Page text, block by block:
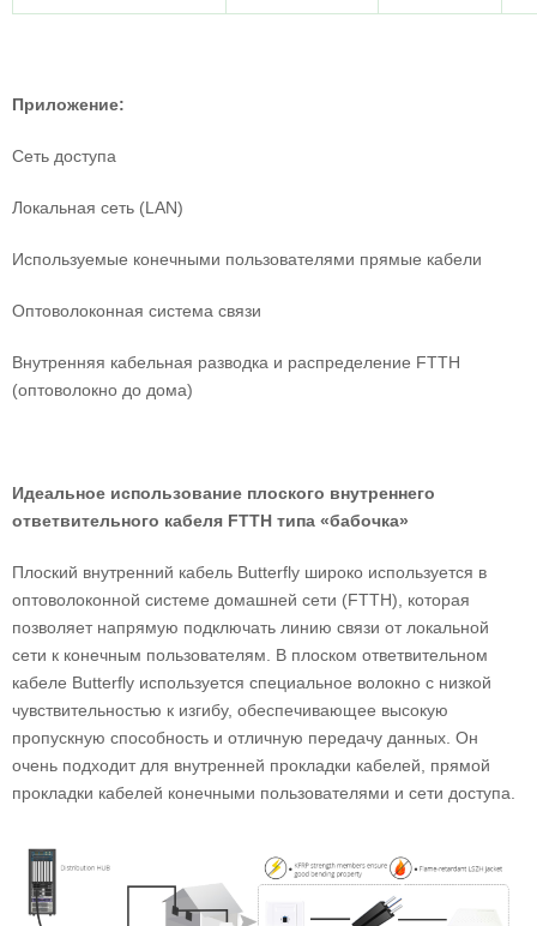
Приложение:
Сеть доступа
Локальная сеть (LAN)
Используемые конечными пользователями прямые кабели
Оптоволоконная система связи
Внутренняя кабельная разводка и распределение FTTH
(оптоволокно до дома)
Идеальное использование плоского внутреннего
ответвительного кабеля FTTH типа «бабочка»
Плоский внутренний кабель Butterfly широко используется в
оптоволоконной системе домашней сети (FTTH), которая
позволяет напрямую подключать линию связи от локальной
сети к конечным пользователям. В плоском ответвительном
кабеле Butterfly используется специальное волокно с низкой
чувствительностью к изгибу, обеспечивающее высокую
пропускную способность и отличную передачу данных. Он
очень подходит для внутренней прокладки кабелей, прямой
прокладки кабелей конечными пользователями и сети доступа.